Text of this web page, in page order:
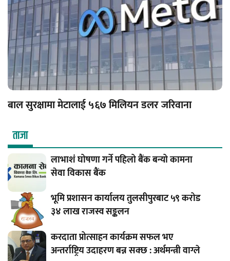
बाल सुरक्षामा मेटालाई ५६७ मिलियन डलर जरिवाना
ताजा
लाभाशं घोषणा गर्ने पहिलो बैंक बन्यो कामना
सेवा विकास बैंक
भूमि प्रशासन कार्यालय तुलसीपुरबाट ५९ करोड
३४ लाख राजस्व सङ्कलन
करदाता प्रोत्साहन कार्यक्रम सफल भए
अन्तर्राष्ट्रिय उदाहरण बन्न सक्छ : अर्थमन्त्री वाग्ले